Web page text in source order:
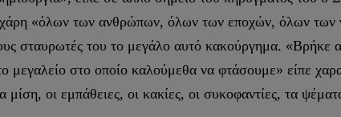
«όλων των ανθρώπων, όλων των εποχών, όλων των
σταυρωτές του το μεγάλο αυτό κακούργημα. «Βρήκε
μεγαλείο στο οποίο καλούμεθα να φτάσουμε» είπε
μίση, οι εμπάθειες, οι κακίες, οι συκοφαντίες, τα